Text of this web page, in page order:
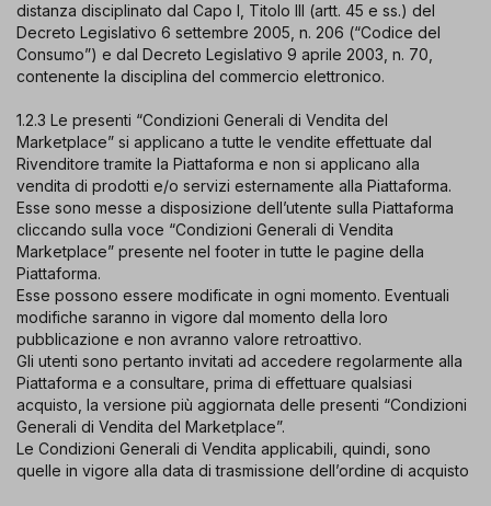
distanza disciplinato dal Capo I, Titolo III (artt. 45 e ss.) del
Decreto Legislativo 6 settembre 2005, n. 206 (“Codice del
Consumo”) e dal Decreto Legislativo 9 aprile 2003, n. 70,
contenente la disciplina del commercio elettronico.
1.2.3 Le presenti “Condizioni Generali di Vendita del
Marketplace” si applicano a tutte le vendite effettuate dal
Rivenditore tramite la Piattaforma e non si applicano alla
vendita di prodotti e/o servizi esternamente alla Piattaforma.
Esse sono messe a disposizione dell’utente sulla Piattaforma
cliccando sulla voce “Condizioni Generali di Vendita
Marketplace” presente nel footer in tutte le pagine della
Piattaforma.
Esse possono essere modificate in ogni momento. Eventuali
modifiche saranno in vigore dal momento della loro
pubblicazione e non avranno valore retroattivo.
Gli utenti sono pertanto invitati ad accedere regolarmente alla
Piattaforma e a consultare, prima di effettuare qualsiasi
acquisto, la versione più aggiornata delle presenti “Condizioni
Generali di Vendita del Marketplace”.
Le Condizioni Generali di Vendita applicabili, quindi, sono
quelle in vigore alla data di trasmissione dell’ordine di acquisto